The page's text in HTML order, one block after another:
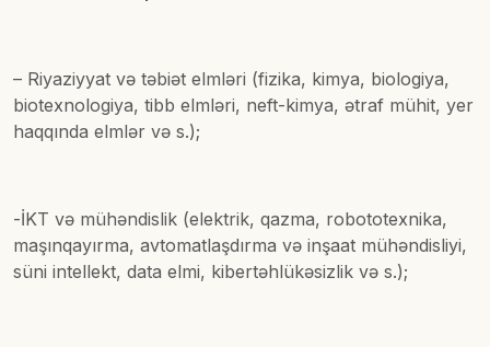
– Riyaziyyat və təbiət elmləri (fizika, kimya, biologiya,
biotexnologiya, tibb elmləri, neft-kimya, ətraf mühit, yer
haqqında elmlər və s.);
-İKT və mühəndislik (elektrik, qazma, robototexnika,
maşınqayırma, avtomatlaşdırma və inşaat mühəndisliyi,
süni intellekt, data elmi, kibertəhlükəsizlik və s.);